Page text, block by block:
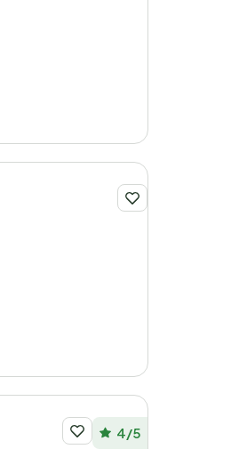
4/5